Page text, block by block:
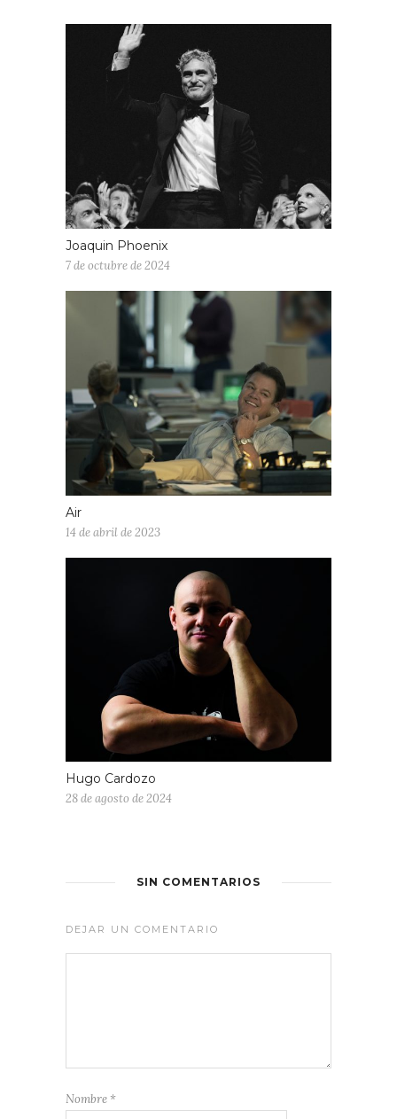
Joaquin Phoenix
7 de octubre de 2024
Air
14 de abril de 2023
Hugo Cardozo
28 de agosto de 2024
SIN COMENTARIOS
DEJAR UN COMENTARIO
Nombre *